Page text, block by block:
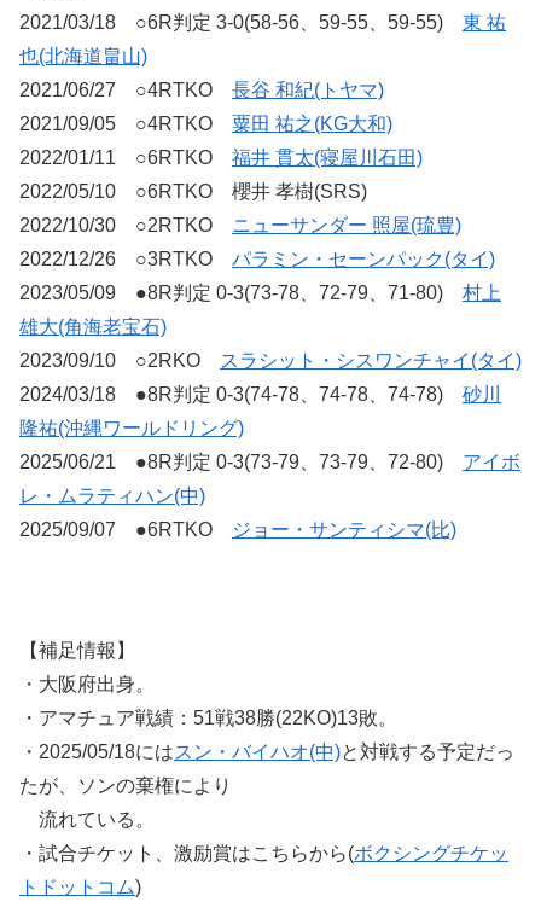
2021/03/18 ○6R判定 3-0(58-56、59-55、59-55) 東 祐
也(北海道畠山)
2021/06/27 ○4RTKO 長谷 和紀(トヤマ)
2021/09/05 ○4RTKO 粟田 祐之(KG大和)
2022/01/11 ○6RTKO 福井 貫太(寝屋川石田)
2022/05/10 ○6RTKO 櫻井 孝樹(SRS)
2022/10/30 ○2RTKO ニューサンダー 照屋(琉豊)
2022/12/26 ○3RTKO パラミン・セーンパック(タイ)
2023/05/09 ●8R判定 0-3(73-78、72-79、71-80) 村上
雄大(角海老宝石)
2023/09/10 ○2RKO
スラシット・シスワンチャイ(タイ)
2024/03/18 ●8R判定 0-3(74-78、74-78、74-78) 砂川
隆祐(沖縄ワールドリング)
2025/06/21 ●8R判定 0-3(73-79、73-79、72-80) アイボ
レ・ムラティハン(中)
2025/09/07 ●6RTKO
ジョー・サンティシマ(比)
【補足情報】
・大阪府出身。
・アマチュア戦績：51戦38勝(22KO)13敗。
・2025/05/18にはスン・バイハオ(中)と対戦する予定だっ
たが、ソンの棄権により
流れている。
・試合チケット、激励賞はこちらから(ボクシングチケッ
トドットコム)